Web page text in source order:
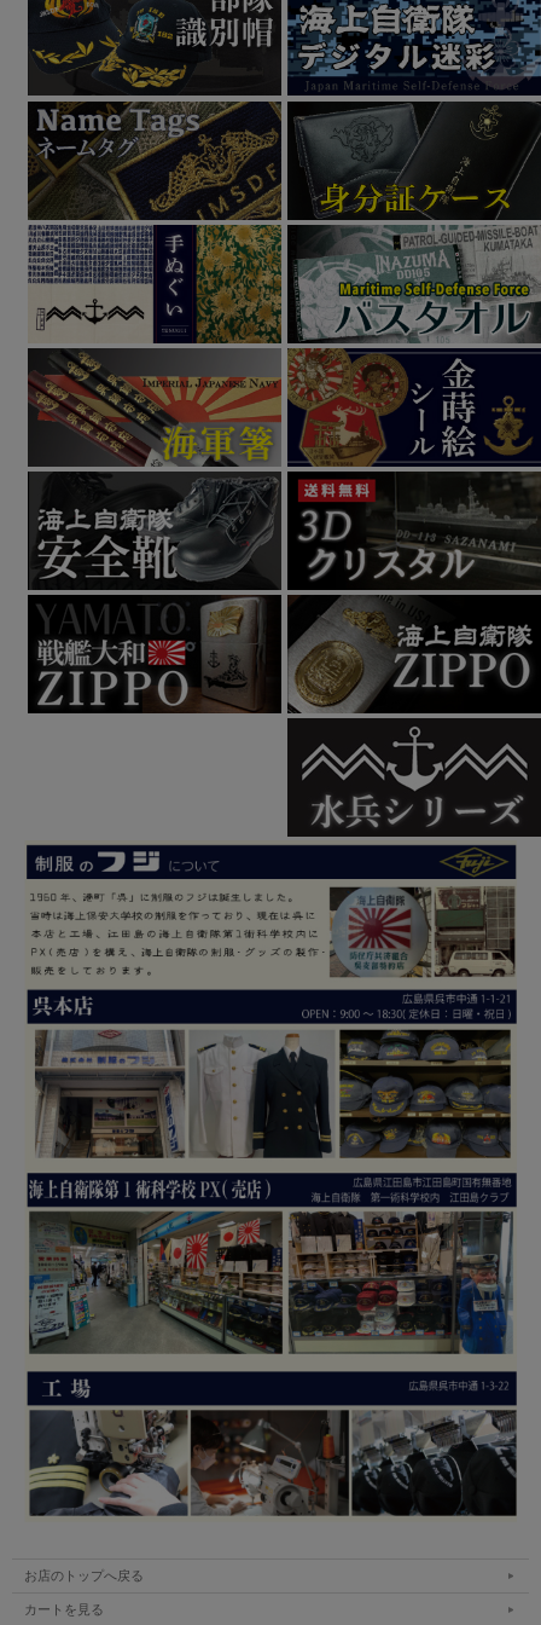
お店のトップへ戻る
カートを見る